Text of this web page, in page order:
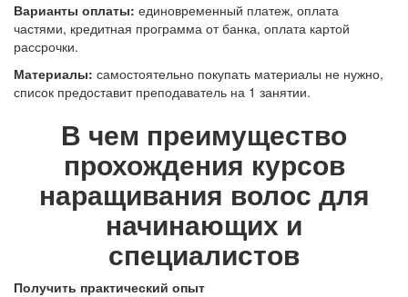
Варианты оплаты: единовременный платеж, оплата
частями, кредитная программа от банка, оплата картой
рассрочки.
Материалы: самостоятельно покупать материалы не нужно,
список предоставит преподаватель на 1 занятии.
В чем преимущество
прохождения курсов
наращивания волос для
начинающих и
специалистов
Получить практический опыт